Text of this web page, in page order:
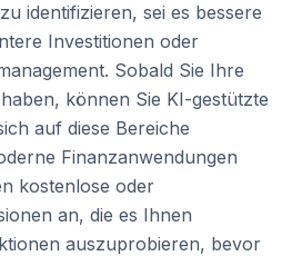
identifizieren, sei es bessere
Investitionen oder
Sobald Sie Ihre
können Sie KI-gestützte
auf diese Bereiche
Finanzanwendungen
kostenlose oder
an, die es Ihnen
auszuprobieren, bevor